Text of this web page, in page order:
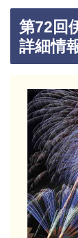
第72回
詳細情